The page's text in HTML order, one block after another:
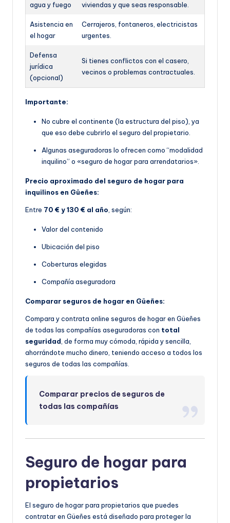
agua y fuego
viviendas y que seas responsable.
Asistencia en
el hogar
Cerrajeros, fontaneros, electricistas
urgentes.
Defensa
jurídica
(opcional)
Si tienes conflictos con el casero,
vecinos o problemas contractuales.
Importante:
No cubre el continente (la estructura del piso), ya
que eso debe cubrirlo el seguro del propietario.
Algunas aseguradoras lo ofrecen como “modalidad
inquilino” o «seguro de hogar para arrendatarios».
Precio aproximado del seguro de hogar para
inquilinos en Güeñes:
Entre 70 € y 130 € al año, según:
Valor del contenido
Ubicación del piso
Coberturas elegidas
Compañía aseguradora
Comparar seguros de hogar en Güeñes:
Compara y contrata online seguros de hogar en Güeñes
de todas las compañías aseguradoras con total
seguridad, de forma muy cómoda, rápida y sencilla,
ahorrándote mucho dinero, teniendo acceso a todos los
seguros de todas las compañías.
Comparar precios de seguros de
todas las compañías
Seguro de hogar para
propietarios
El seguro de hogar para propietarios que puedes
contratar en Güeñes está diseñado para proteger la